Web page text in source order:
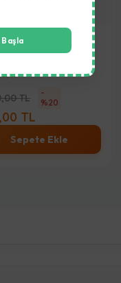
OFİS KOLTUĞU
TL
Sepete Ekle